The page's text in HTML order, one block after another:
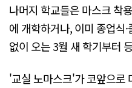
나머지 학교들은 마스크 착
에 개학하거나, 이미 종업식
없이 오는 3월 새 학기부터
'교실 노마스크'가 코앞으로